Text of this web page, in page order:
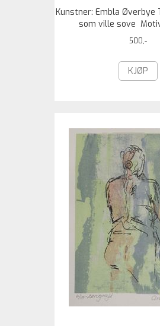
Kunstner: Embla Øverbye
som ville sove
500,-
KJØP